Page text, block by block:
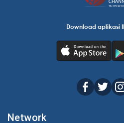
Download aplikasi
Network